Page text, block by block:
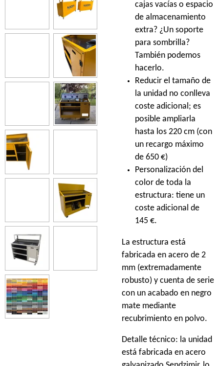
cajas vacías o espacio
de almacenamiento
extra? ¿Un soporte
para sombrilla?
También podemos
hacerlo.
Reducir el tamaño de
la unidad no conlleva
coste adicional; es
posible ampliarla
hasta los 220 cm (con
un recargo máximo
de 650 €)
Personalización del
color de toda la
estructura: tiene un
coste adicional de
145 €.
La estructura está
fabricada en acero de 2
mm (extremadamente
robusto) y cuenta de serie
con un acabado en negro
mate mediante
recubrimiento en polvo.
Detalle técnico: la unidad
está fabricada en acero